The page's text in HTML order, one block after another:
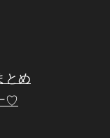
とめ
♡